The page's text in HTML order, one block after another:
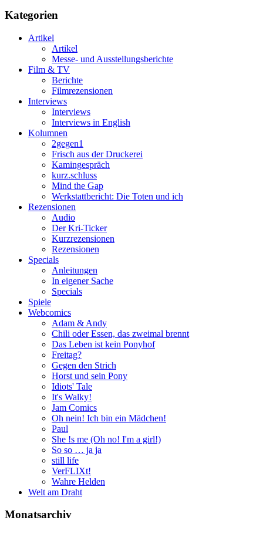
Kategorien
Artikel
Artikel
Messe- und Ausstellungsberichte
Film & TV
Berichte
Filmrezensionen
Interviews
Interviews
Interviews in English
Kolumnen
2gegen1
Frisch aus der Druckerei
Kamingespräch
kurz.schluss
Mind the Gap
Werkstattbericht: Die Toten und ich
Rezensionen
Audio
Der Kri-Ticker
Kurzrezensionen
Rezensionen
Specials
Anleitungen
In eigener Sache
Specials
Spiele
Webcomics
Adam & Andy
Chili oder Essen, das zweimal brennt
Das Leben ist kein Ponyhof
Freitag?
Gegen den Strich
Horst und sein Pony
Idiots' Tale
It's Walky!
Jam Comics
Oh nein! Ich bin ein Mädchen!
Paul
She !s me (Oh no! I'm a girl!)
So so … ja ja
still life
VerFLIXt!
Wahre Helden
Welt am Draht
Monatsarchiv